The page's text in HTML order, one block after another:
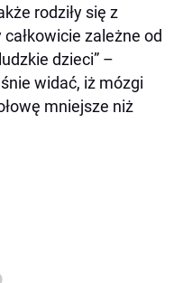
rodziły się z
zależne od
dzieci” –
widać, iż mózgi
mniejsze niż